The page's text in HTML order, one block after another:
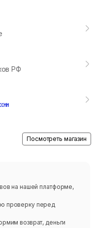
РФ
Посмотреть магазин
на нашей платформе,
проверку перед
возврат, деньги